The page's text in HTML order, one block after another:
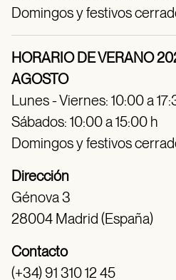
Domingos y festivos
HORARIO DE VERANO
AGOSTO
Lunes - Viernes: 10:00 a
Sábados: 10:00 a 15:00 h
Domingos y festivos
Dirección
Génova 3
28004 Madrid (España)
Contacto
(+34) 91 310 12 45